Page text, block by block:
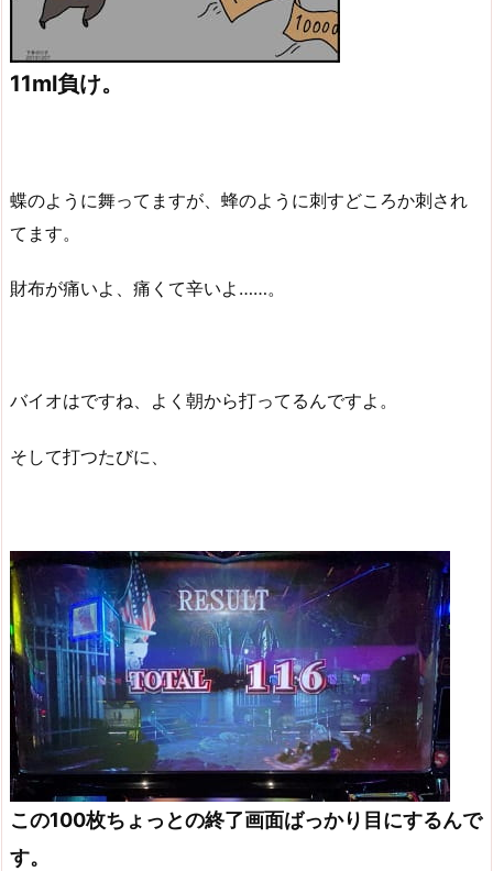
11ml負け。
蝶のように舞ってますが、蜂のように刺すどころか刺され
てます。
財布が痛いよ、痛くて辛いよ……。
バイオはですね、よく朝から打ってるんですよ。
そして打つたびに、
この100枚ちょっとの終了画面ばっかり目にするんで
す。